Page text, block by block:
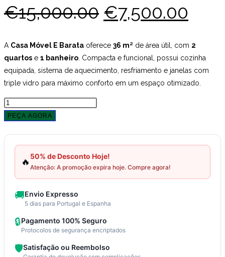
€15,000.00 O
original
era:
€15,000.00.
€7,500.00
é:
A Casa Móvel E Barata oferece 36 m² de área útil, com 2
quartos e 1 banheiro . Compacta e funcional, possui cozinha
equipada, sistema de aquecimento, resfriamento e janelas com
triple vidro para máximo conforto em um espaço otimizado.
Quantidade
de
Móvel
Barata
Promoção!
desconto
Conforto,
PEÇA AGORA
🔥
50% de Desconto Hoje!
Atenção: A promoção expira hoje. Compre agora!
🚚Envio Expresso
5 dias para Portugal e Espanha
🔒Pagamento 100% Seguro
Protocolos de segurança encriptados
🛡️Satisfação ou Reembolso